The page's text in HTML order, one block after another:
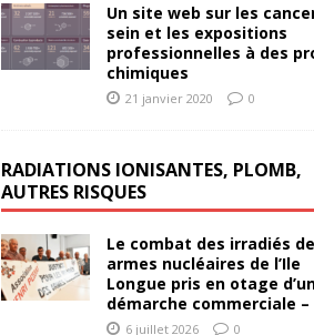
Un site web sur les
sein et les expositions
professionnelles à des
chimiques
21 janvier 2020 0
RADIATIONS IONISANTES, PLOMB,
AUTRES RISQUES
Le combat des irradiés
armes nucléaires de l’Ile
Longue pris en otage
démarche commerciale
6 juillet 2026 0